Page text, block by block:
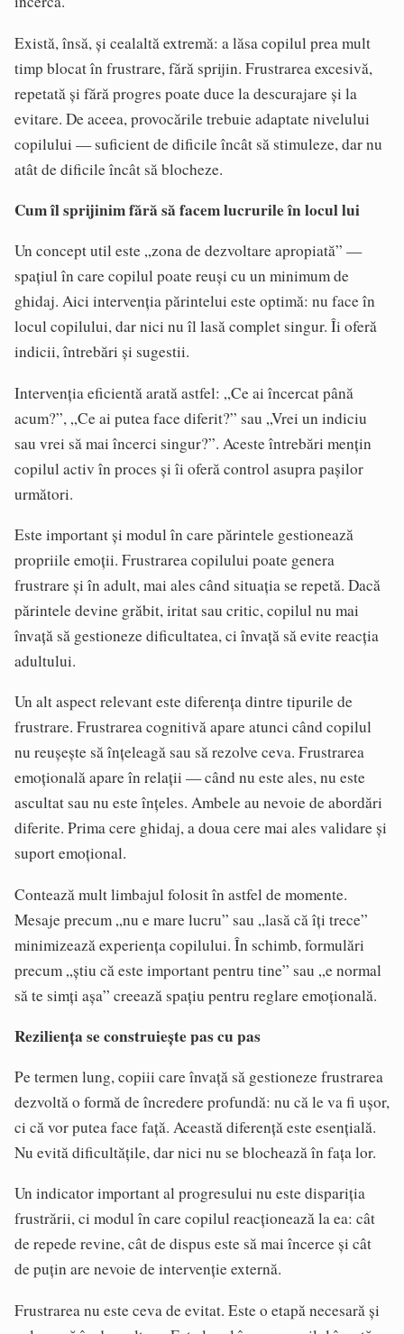
Există, însă, și cealaltă extremă: a lăsa copilul prea mult
timp blocat în frustrare, fără sprijin. Frustrarea excesivă,
repetată și fără progres poate duce la descurajare și la
evitare. De aceea, provocările trebuie adaptate nivelului
copilului — suficient de dificile încât să stimuleze, dar nu
atât de dificile încât să blocheze.
Cum îl sprijinim fără să facem lucrurile în locul lui
Un concept util este „zona de dezvoltare apropiată” —
spațiul în care copilul poate reuși cu un minimum de
ghidaj. Aici intervenția părintelui este optimă: nu face în
locul copilului, dar nici nu îl lasă complet singur. Îi oferă
indicii, întrebări și sugestii.
Intervenția eficientă arată astfel: „Ce ai încercat până
acum?”, „Ce ai putea face diferit?” sau „Vrei un indiciu
sau vrei să mai încerci singur?”. Aceste întrebări mențin
copilul activ în proces și îi oferă control asupra pașilor
următori.
Este important și modul în care părintele gestionează
propriile emoții. Frustrarea copilului poate genera
frustrare și în adult, mai ales când situația se repetă. Dacă
părintele devine grăbit, iritat sau critic, copilul nu mai
învață să gestioneze dificultatea, ci învață să evite reacția
adultului.
Un alt aspect relevant este diferența dintre tipurile de
frustrare. Frustrarea cognitivă apare atunci când copilul
nu reușește să înțeleagă sau să rezolve ceva. Frustrarea
emoțională apare în relații — când nu este ales, nu este
ascultat sau nu este înțeles. Ambele au nevoie de abordări
diferite. Prima cere ghidaj, a doua cere mai ales validare și
suport emoțional.
Contează mult limbajul folosit în astfel de momente.
Mesaje precum „nu e mare lucru” sau „lasă că îți trece”
minimizează experiența copilului. În schimb, formulări
precum „știu că este important pentru tine” sau „e normal
să te simți așa” creează spațiu pentru reglare emoțională.
Reziliența se construiește pas cu pas
Pe termen lung, copiii care învață să gestioneze frustrarea
dezvoltă o formă de încredere profundă: nu că le va fi ușor,
ci că vor putea face față. Această diferență este esențială.
Nu evită dificultățile, dar nici nu se blochează în fața lor.
Un indicator important al progresului nu este dispariția
frustrării, ci modul în care copilul reacționează la ea: cât
de repede revine, cât de dispus este să mai încerce și cât
de puțin are nevoie de intervenție externă.
Frustrarea nu este ceva de evitat. Este o etapă necesară și